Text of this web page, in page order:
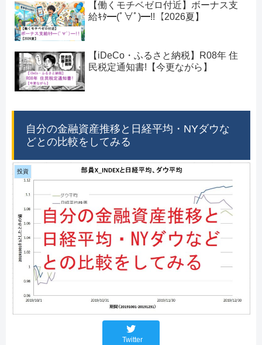
【働くモチベゼロ付近】ボーナス支
給ｷﾀ━(ﾟ∀ﾟ)━!!【2026夏】
【iDeCo・ふるさと納税】R08年 住
民税定通知書!【今更ながら】
自分の金融資産推移と日経平均・NYダウな
どとの比較をしてみる
投資
Twitter